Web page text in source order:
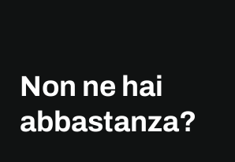
Non ne hai
abbastanza?